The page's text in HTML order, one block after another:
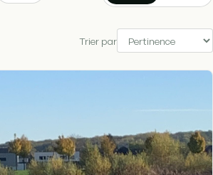
Trier par